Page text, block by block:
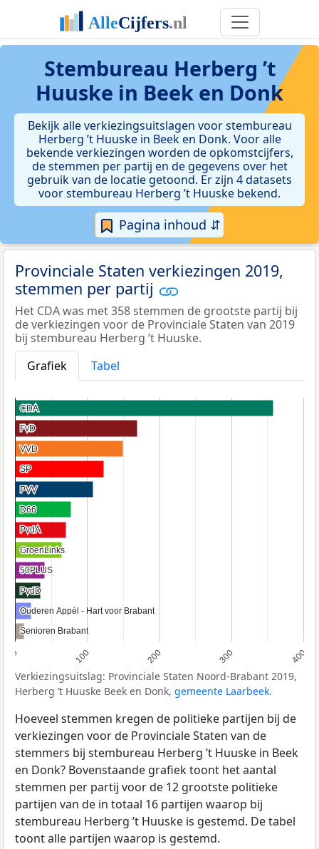
Stembureau Herberg ’t
Huuske in Beek en Donk
Bekijk alle verkiezingsuitslagen voor stembureau
Herberg ’t Huuske in Beek en Donk. Voor alle
bekende verkiezingen worden de opkomstcijfers,
de stemmen per partij en de gegevens over het
gebruik van de locatie getoond. Er zijn 4 datasets
voor stembureau Herberg ’t Huuske bekend.
Pagina inhoud ⇵
Provinciale Staten verkiezingen 2019,
stemmen per partij
Het CDA was met 358 stemmen de grootste partij bij
de verkiezingen voor de Provinciale Staten van 2019
bij stembureau Herberg ’t Huuske.
Grafiek
Tabel
0 100 200 300 400
CDA
CDA
FvD
FvD
VVD
VVD
SP
SP
PVV
PVV
D66
D66
PvdA
PvdA
GroenLinks
GroenLinks
50PLUS
50PLUS
PvdD
PvdD
Ouderen Appèl - Hart voor Brabant
Ouderen Appèl - Hart voor Brabant
Senioren Brabant
Senioren Brabant
Verkiezingsuitslag: Provinciale Staten Noord-Brabant 2019,
Herberg ’t Huuske Beek en Donk, gemeente Laarbeek.
Hoeveel stemmen kregen de politieke partijen bij de
verkiezingen voor de Provinciale Staten van de
stemmers bij stembureau Herberg ’t Huuske in Beek
en Donk? Bovenstaande grafiek toont het aantal
stemmen per partij voor de 12 grootste politieke
partijen van de in totaal 16 partijen waarop bij
stembureau Herberg ’t Huuske is gestemd. De tabel
toont alle partijen waarop is gestemd.